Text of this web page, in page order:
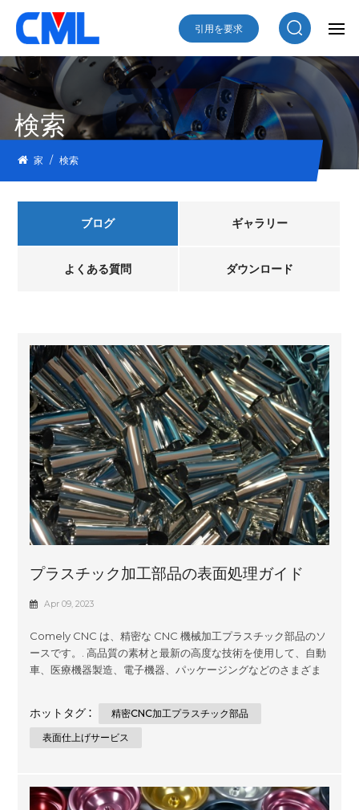
引用を要求
検索
家 / 検索
ブログ ギャラリー
よくある質問 ダウンロード
プラスチック加工部品の表面処理ガイド
Apr 09, 2023
Comely CNC は、精密な CNC 機械加工プラスチック部品のソ
ースです。. 高品質の素材と最新の高度な技術を使用して、自動
車、医療機器製造、電子機器、パッケージングなどのさまざま
CAD 設計から作成された 3D モデルと幅広い表面仕上げオプシ
ョンを組み合わせたエンジニアリング設計サービスにあり、常
経験により、品質や性能に妥協することなく、お客様のアイデ
アを迅速かつ正確に実現することができます。 Comely CNCで
ホットタグ :
精密CNC加工プラスチック部品
表面仕上げサービス